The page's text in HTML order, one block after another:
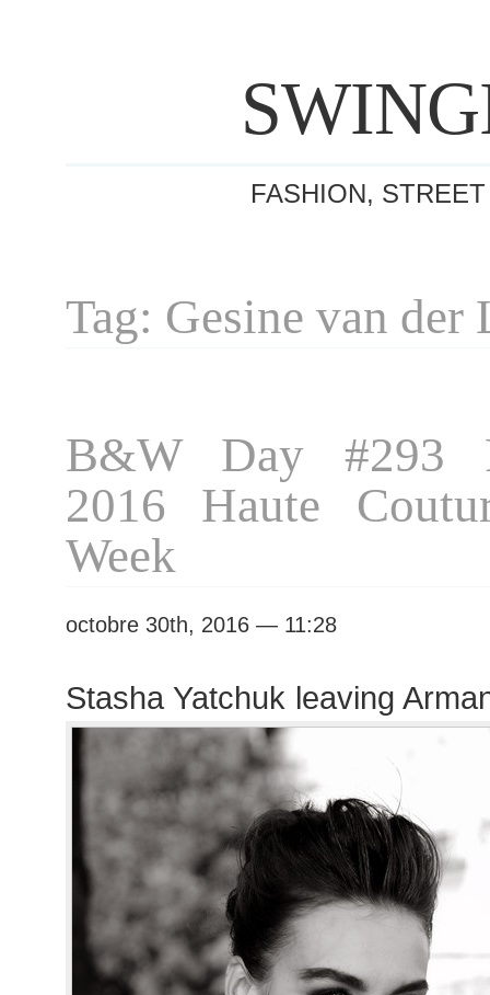
FASHION,
Tag: Gesine van der
B&W Day #293
2016 Haute
Week
octobre 30th, 2016 — 11:28
Stasha Yatchuk leaving